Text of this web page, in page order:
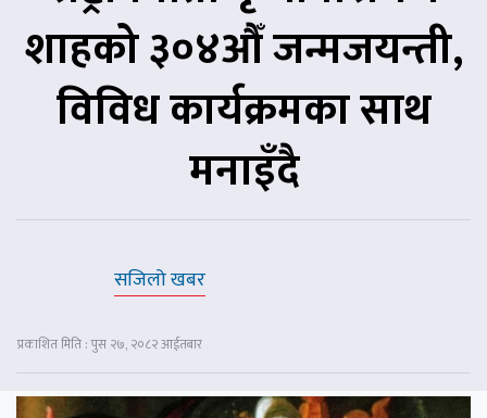
शाहको ३०४औँ जन्मजयन्ती,
विविध कार्यक्रमका साथ
मनाइँदै
सजिलो खबर
प्रकाशित मिति : पुस २७, २०८२ आईतबार